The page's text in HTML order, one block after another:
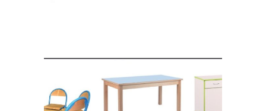
Mobilier de restauration,
espace cantine